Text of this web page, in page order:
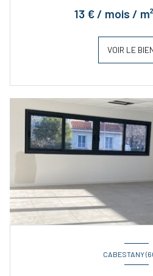
13 € / mois /
VOIR LE
CABESTANY